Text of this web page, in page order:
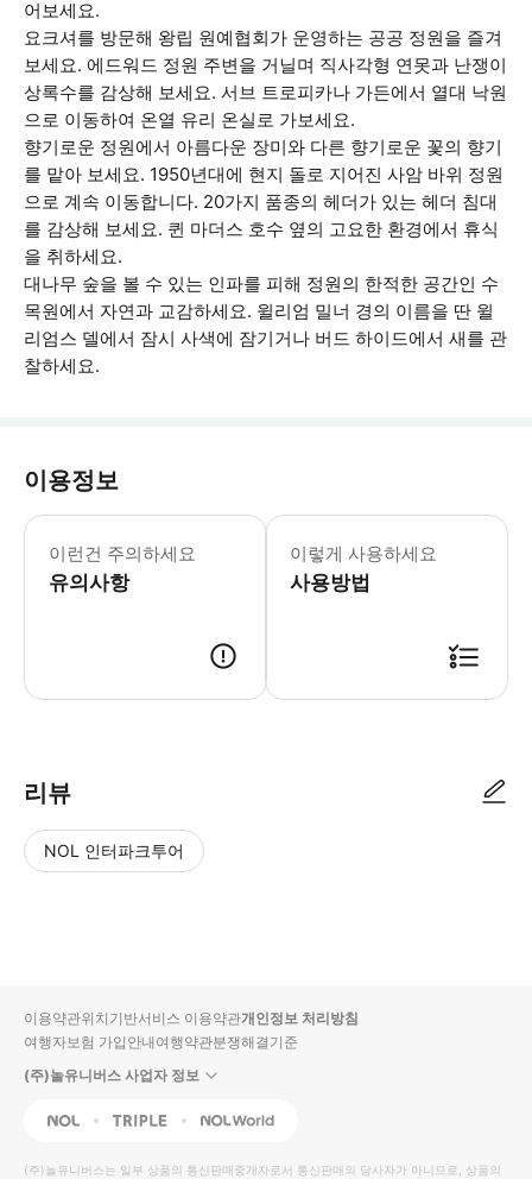
어보세요.
요크셔를 방문해 왕립 원예협회가 운영하는 공공 정원을 즐겨
보세요. 에드워드 정원 주변을 거닐며 직사각형 연못과 난쟁이
상록수를 감상해 보세요. 서브 트로피카나 가든에서 열대 낙원
으로 이동하여 온열 유리 온실로 가보세요.
향기로운 정원에서 아름다운 장미와 다른 향기로운 꽃의 향기
를 맡아 보세요. 1950년대에 현지 돌로 지어진 사암 바위 정원
으로 계속 이동합니다. 20가지 품종의 헤더가 있는 헤더 침대
를 감상해 보세요. 퀸 마더스 호수 옆의 고요한 환경에서 휴식
을 취하세요.
대나무 숲을 볼 수 있는 인파를 피해 정원의 한적한 공간인 수
목원에서 자연과 교감하세요. 윌리엄 밀너 경의 이름을 딴 윌
리엄스 델에서 잠시 사색에 잠기거나 버드 하이드에서 새를 관
찰하세요.
이용정보
이런건 주의하세요
유의사항
정원을 산책하는 데 2~6시간이 소요
이렇게 사용하세요
사용방법
리뷰
NOL 인터파크투어
입니
다.
높
동
순
상
이용약관위치기반서비스 이용약관개인정보 처리방침
여행자보험 가입안내여행약관분쟁해결기준
(주)놀유니버스 사업자 정보
NOL Triple Interpark Global
(주)놀유니버스는 일부 상품의 통신판매중개자로서 통신판매의 당사자가 아니므로, 상품의